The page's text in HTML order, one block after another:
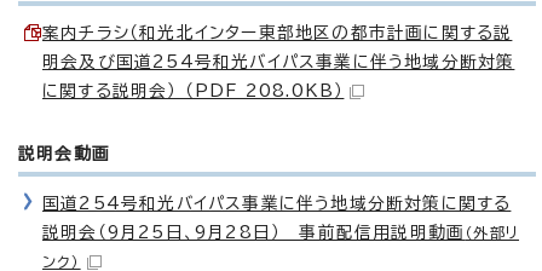
案内チラシ（和光北インター東部地区の都市計画に関する説
明会及び国道254号和光バイパス事業に伴う地域分断対策
に関する説明会） （PDF 208.0KB）
説明会動画
国道254号和光バイパス事業に伴う地域分断対策に関する
説明会（9月25日、9月28日） 事前配信用説明動画 （外部リ
ンク）